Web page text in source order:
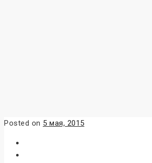
Posted on 5 мая, 2015